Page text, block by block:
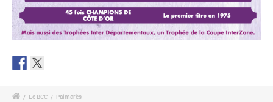
/ Le BCC / Palmarès